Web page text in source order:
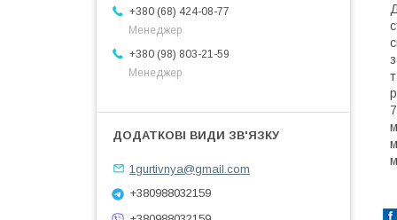
+380 (68) 424-08-77
Менеджер
+380 (98) 803-21-59
Менеджер
1gurtivnya@gmail.com
+380988032159